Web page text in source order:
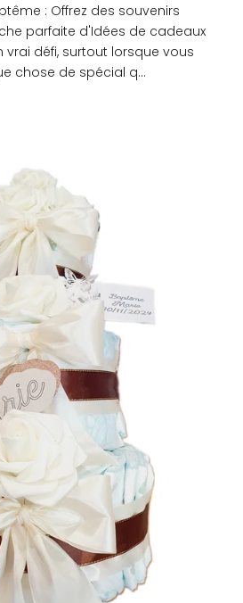
: Offrez des souvenirs
parfaite d'Idées de cadeaux
défi, surtout lorsque vous
chose de spécial q...